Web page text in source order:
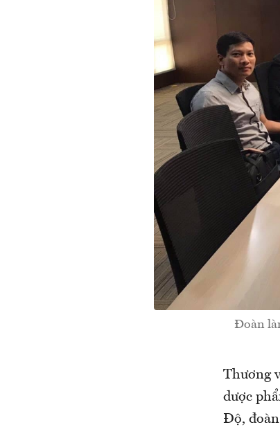
Đoàn
Thương
dược
Độ,